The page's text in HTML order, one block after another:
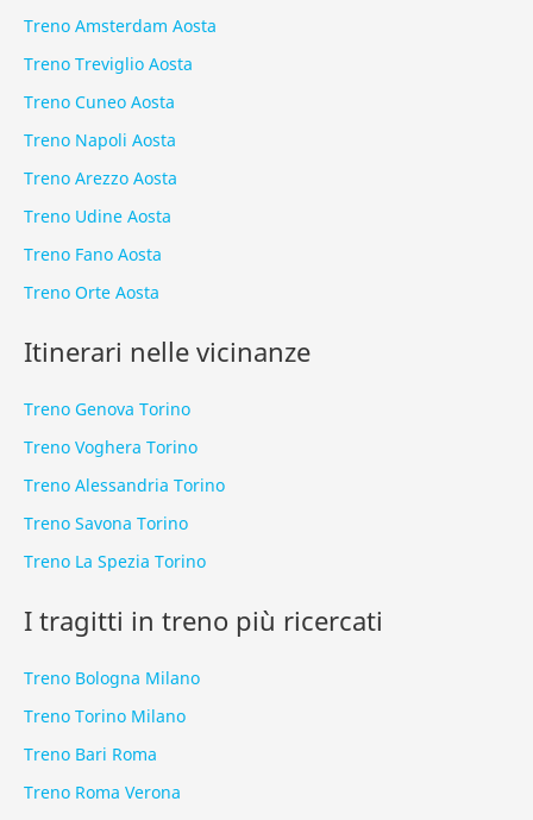
Treno Amsterdam Aosta
Treno Treviglio Aosta
Treno Cuneo Aosta
Treno Napoli Aosta
Treno Arezzo Aosta
Treno Udine Aosta
Treno Fano Aosta
Treno Orte Aosta
Itinerari nelle vicinanze
Treno Genova Torino
Treno Voghera Torino
Treno Alessandria Torino
Treno Savona Torino
Treno La Spezia Torino
I tragitti in treno più ricercati
Treno Bologna Milano
Treno Torino Milano
Treno Bari Roma
Treno Roma Verona